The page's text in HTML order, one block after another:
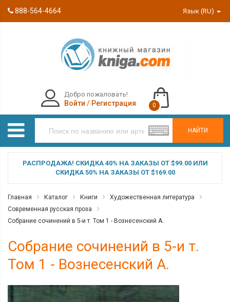
888-564-4664 Язык (RU)
НАЙТИ
Добро пожаловать!
Войти / Регистрация 0
РАСПРОДАЖА! СКИДКА 40% НА ЗАКАЗЫ ОТ $99.00 ИЛИ
СКИДКА 50% НА ЗАКАЗЫ ОТ $169.00
Главная Каталог Книги
Художественная литература
Современная русская проза
Собрание сочинений в 5-и т. Том 1 - Вознесенский А.
Собрание сочинений в 5-и т.
Том 1 - Вознесенский А.